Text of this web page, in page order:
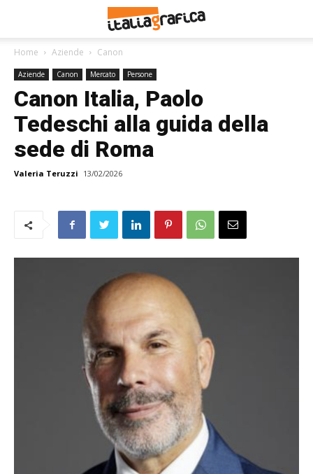
Home Aziende Canon
Aziende Canon Mercato Persone
Canon Italia, Paolo
Tedeschi alla guida della
sede di Roma
Valeria Teruzzi 13/02/2026